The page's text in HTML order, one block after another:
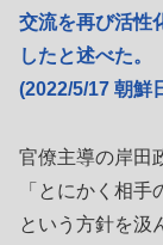
交流を再び活性
したと述べた。
(2022/5/17 朝鮮
官僚主導の岸田
「とにかく相手
という方針を汲